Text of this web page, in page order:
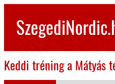
Skip
content
Keddi tréning a Mátyás